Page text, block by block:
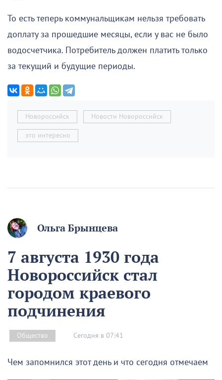
То есть теперь коммунальщикам нельзя требовать
доплату за прошедшие месяцы, если у вас не было
водосчетчика. Потребитель должен платить только
за текущий и будущие периоды.
Новороссийск Новости Новороссийск
это интересно
Ольга Брынцева
7 августа 1930 года
Новороссийск стал
городом краевого
подчинения
Общество Сегодня в 07:41
Чем запомнился этот день и что сегодня отмечаем